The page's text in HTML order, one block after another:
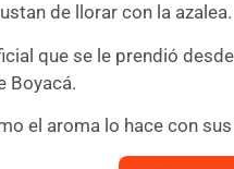
de llorar con la azalea.
que se le prendió
Boyacá.
el aroma lo hace con